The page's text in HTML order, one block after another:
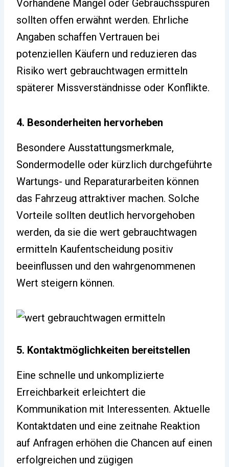
Vorhandene Mängel oder Gebrauchsspuren
sollten offen erwähnt werden. Ehrliche
Angaben schaffen Vertrauen bei
potenziellen Käufern und reduzieren das
Risiko wert gebrauchtwagen ermitteln
späterer Missverständnisse oder Konflikte.
4. Besonderheiten hervorheben
Besondere Ausstattungsmerkmale,
Sondermodelle oder kürzlich durchgeführte
Wartungs- und Reparaturarbeiten können
das Fahrzeug attraktiver machen. Solche
Vorteile sollten deutlich hervorgehoben
werden, da sie die wert gebrauchtwagen
ermitteln Kaufentscheidung positiv
beeinflussen und den wahrgenommenen
Wert steigern können.
5. Kontaktmöglichkeiten bereitstellen
Eine schnelle und unkomplizierte
Erreichbarkeit erleichtert die
Kommunikation mit Interessenten. Aktuelle
Kontaktdaten und eine zeitnahe Reaktion
auf Anfragen erhöhen die Chancen auf einen
erfolgreichen und zügigen